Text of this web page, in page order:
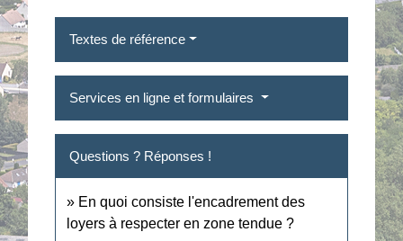
Textes de référence
Services en ligne et formulaires
Questions ? Réponses !
En quoi consiste l'encadrement des
loyers à respecter en zone tendue ?